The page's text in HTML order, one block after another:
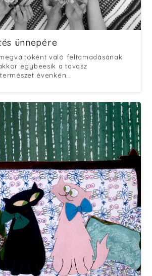
ünnepére
való feltámadásának
egybeesik a tavasz
évenkén...